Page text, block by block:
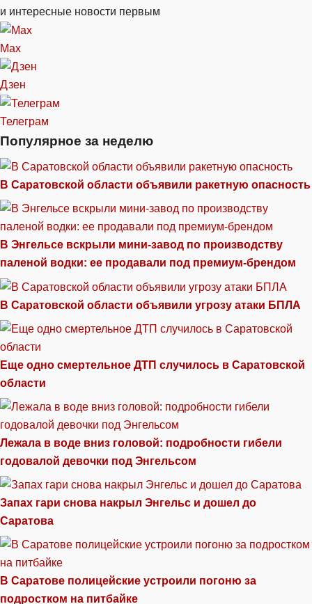
и интересные новости первым
Max
Дзен
Телеграм
Популярное за неделю
В Саратовской области объявили ракетную опасность
В Энгельсе вскрыли мини-завод по производству
паленой водки: ее продавали под премиум-брендом
В Саратовской области объявили угрозу атаки БПЛА
Еще одно смертельное ДТП случилось в Саратовской
области
Лежала в воде вниз головой: подробности гибели
годовалой девочки под Энгельсом
Запах гари снова накрыл Энгельс и дошел до
Саратова
В Саратове полицейские устроили погоню за
подростком на питбайке